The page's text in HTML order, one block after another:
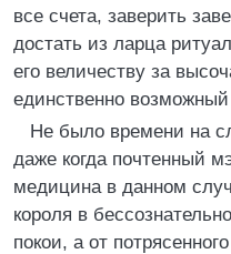
все счета, заверить
достать из ларца
его величеству за
единственно возможный
Не было времени на
даже когда почтенный
медицина в данном
короля в
покои, а от